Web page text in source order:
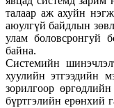
талаар аж ахуйн
аюулгүй байдлын
улам боловсронгуй
байна.
Системийн
хуулийн этгээдийн
зорилгоор
бүртгэлийн ерөнхий